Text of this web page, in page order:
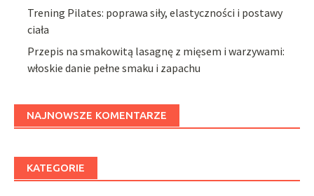
Trening Pilates: poprawa siły, elastyczności i postawy
ciała
Przepis na smakowitą lasagnę z mięsem i warzywami:
włoskie danie pełne smaku i zapachu
NAJNOWSZE KOMENTARZE
KATEGORIE